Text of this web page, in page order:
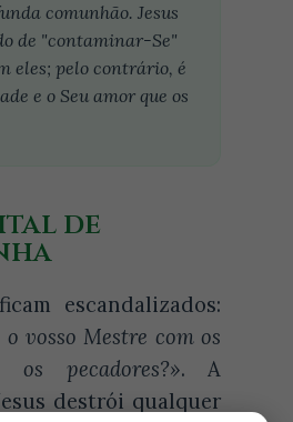
comunhão. Jesus
de "contaminar-Se"
eles; pelo contrário, é
e o Seu amor que os
de
escandalizados:
o vosso Mestre com os
os pecadores?». A
destrói qualquer